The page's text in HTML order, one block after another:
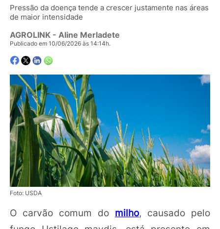
Pressão da doença tende a crescer justamente nas áreas
de maior intensidade
AGROLINK - Aline Merladete
Publicado em 10/06/2026 às 14:14h.
Foto: USDA
O carvão comum do milho, causado pelo